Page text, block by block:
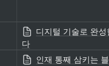
디지털 기술로 완
다
인재 통째 삼키는